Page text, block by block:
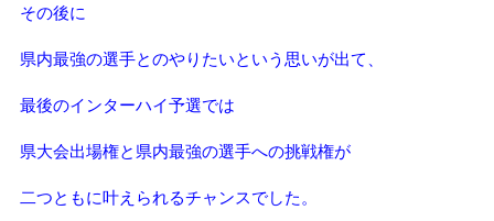
その後に
県内最強の選手とのやりたいという思いが出て、
最後のインターハイ予選では
県大会出場権と県内最強の選手への挑戦権が
二つともに叶えられるチャンスでした。